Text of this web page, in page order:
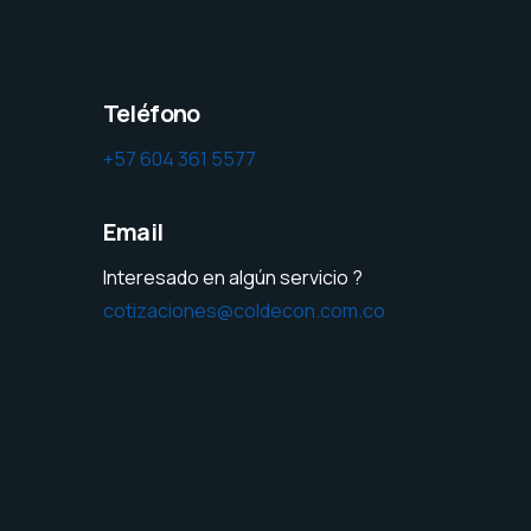
Teléfono
+57 604 361 5577
Email
Interesado en algún servicio ?
cotizaciones@coldecon.com.co